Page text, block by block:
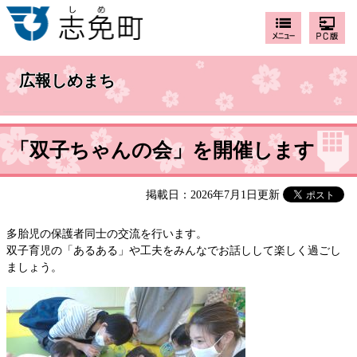
広報しめまち
「双子ちゃんの会」を開催します
掲載日：2026年7月1日更新
多胎児の保護者同士の交流を行います。
双子育児の「あるある」や工夫をみんなでお話しして楽しく過ごし
ましょう。